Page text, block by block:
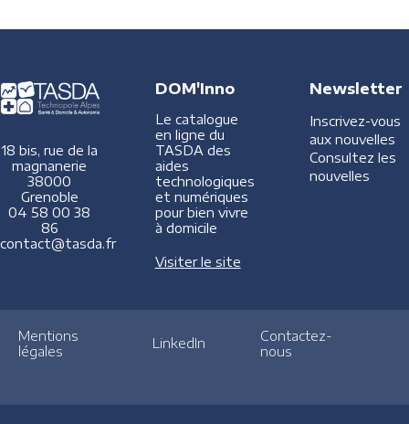
18 bis, rue de la
magnanerie
38000
Grenoble
04 58 00 38
86
contact@tasda.fr
DOM'Inno
Le catalogue
en ligne du
TASDA des
aides
technologiques
et numériques
pour bien vivre
à domicile
Visiter le site
Newsletter
Inscrivez-vous
aux nouvelles
Consultez les
nouvelles
Mentions
légales
LinkedIn
Contactez-
nous